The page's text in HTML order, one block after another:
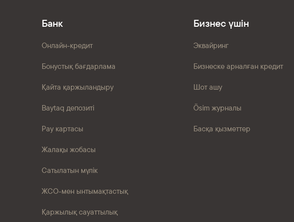
Банк
Онлайн-кредит
Бонустық бағдарлама
Қайта қаржыландыру
Baytaq депозиті
Pay картасы
Жалақы жобасы
Сатылатын мүлік
ЖСО-мен ынтымақтастық
Қаржылық сауаттылық
Бизнес үшін
Эквайринг
Бизнеске арналған кредит
Шот ашу
Ösim журналы
Басқа қызметтер